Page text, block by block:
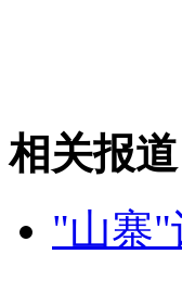
实拍：台湾公路
山西运城恶犬
相关报道
"山寨"